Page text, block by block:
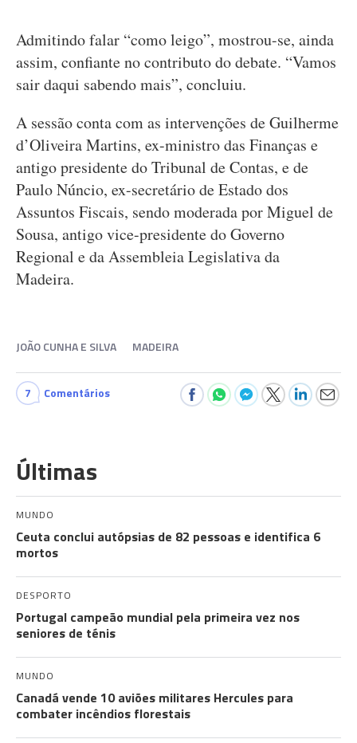
Admitindo falar “como leigo”, mostrou-se, ainda
assim, confiante no contributo do debate. “Vamos
sair daqui sabendo mais”, concluiu.
A sessão conta com as intervenções de Guilherme
d’Oliveira Martins, ex-ministro das Finanças e
antigo presidente do Tribunal de Contas, e de
Paulo Núncio, ex-secretário de Estado dos
Assuntos Fiscais, sendo moderada por Miguel de
Sousa, antigo vice-presidente do Governo
Regional e da Assembleia Legislativa da
Madeira.
JOÃO CUNHA E SILVA MADEIRA
7 Comentários
Últimas
MUNDO
Ceuta conclui autópsias de 82 pessoas e identifica 6
mortos
DESPORTO
Portugal campeão mundial pela primeira vez nos
seniores de ténis
MUNDO
Canadá vende 10 aviões militares Hercules para
combater incêndios florestais